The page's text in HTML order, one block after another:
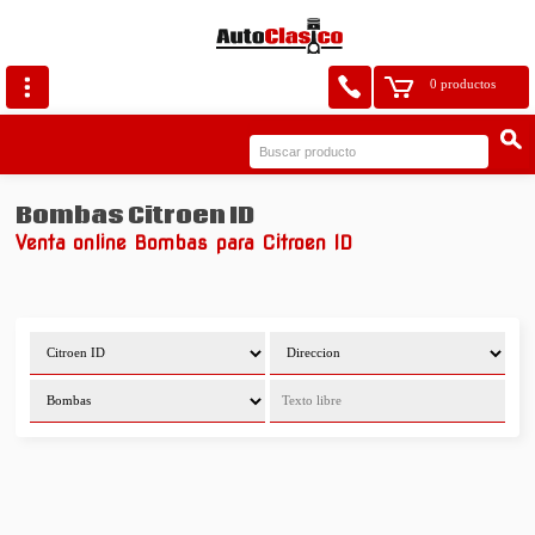
0 productos
Bombas Citroen ID
Venta online Bombas para Citroen ID